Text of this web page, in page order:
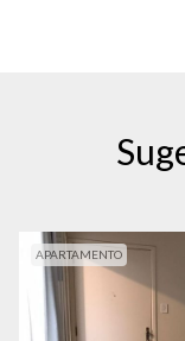
APARTAMENTO